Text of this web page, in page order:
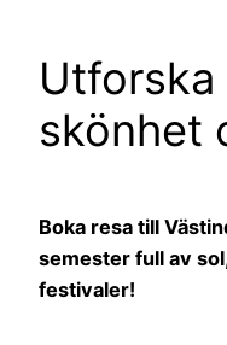
Utforska
skönhet
Boka resa till
semester full av
festivaler!